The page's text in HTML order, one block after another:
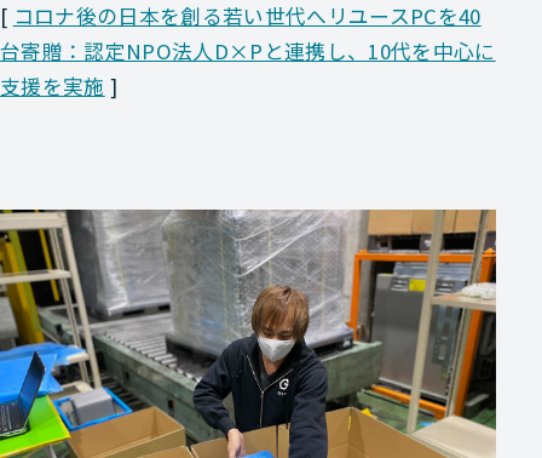
[ コロナ後の日本を創る若い世代へリユースPCを40
台寄贈：認定NPO法人D×Pと連携し、10代を中心に
支援を実施 ]